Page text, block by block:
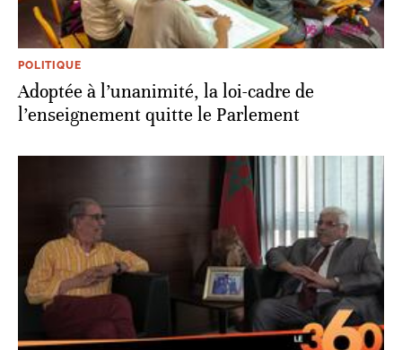
POLITIQUE
Adoptée à l’unanimité, la loi-cadre de
l’enseignement quitte le Parlement